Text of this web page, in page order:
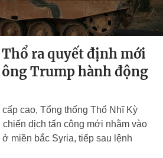
ra quyết định mới
Trump hành động
cao, Tổng thống Thổ Nhĩ Kỳ
dịch tấn công mới nhằm vào
miền bắc Syria, tiếp sau lệnh